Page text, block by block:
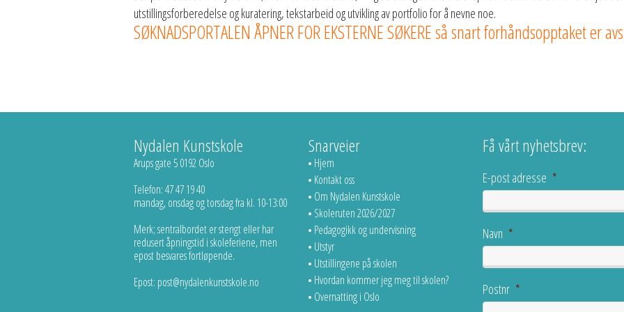
utstillingsforberedelse og kuratering, tekstarbeid og utvikling av portfolio for å nevne noe.
SØKNADSPORTALEN ÅPNER FOR EKSTERNE SØKERE så snart forhåndsopptaket er
Nydalen Kunstskole
Arups gate 5 0192 Oslo
Telefon: 47 47 19 40
mandag, onsdag og torsdag fra kl. 10-13:00
Merk; sentralbordet er stengt eller har
redusert åpningstid i skoleferiene, men
epost besvares fortløpende.
Epost: post@nydalenkunstskole.no
Snarveier
Hjem
Kontakt oss
Om Nydalen Kunstskole
Skoleruten 2026/2027
Pedagogikk og undervisning
Utstyr
Utstillingene på skolen
Hvordan kommer jeg meg til skolen?
Overnatting i Oslo
Få vårt nyhetsbrev:
E-post adresse *
Navn *
Postnr *